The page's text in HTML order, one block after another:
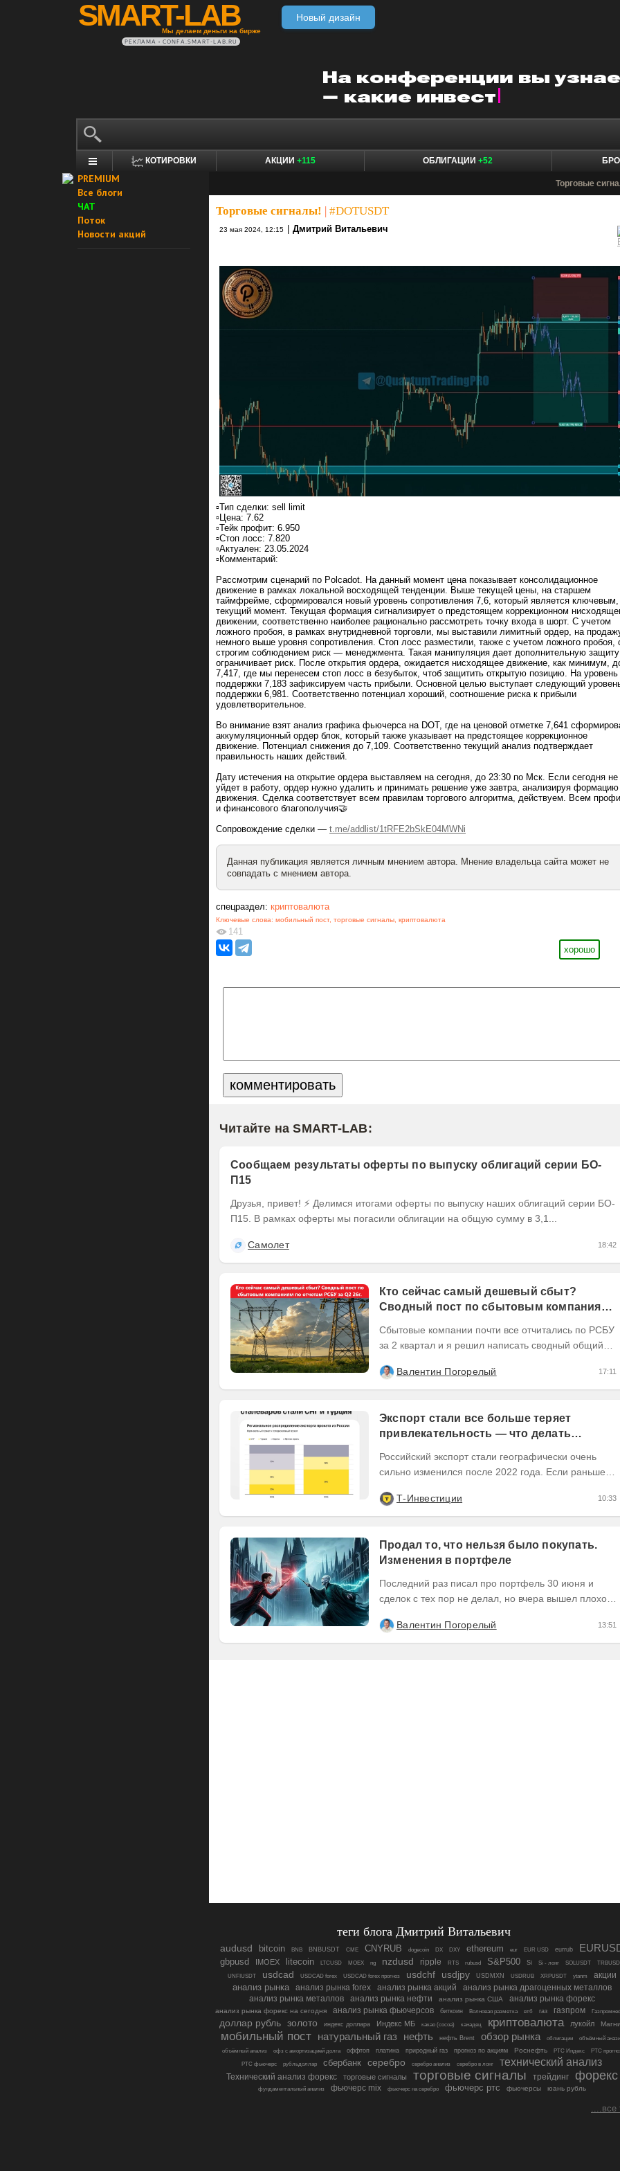
SMART-LAB
Мы делаем деньги на бирже
Новый дизайн
РЕКЛАМА • CONFA.SMART-LAB.RU
КОТИРОВКИ АКЦИИ +115 ОБЛИГАЦИИ +52
PREMIUM
Все блоги
ЧАТ
Поток
Новости акций
Торговые
Торговые сигналы! #DOTUSDT
23 мая 2024, 12:15 Дмитрий Витальевич
▫️Тип сделки: sell limit
▫️Цена: 7.62
▫️Тейк профит: 6.950
▫️Стоп лосс: 7.820
▫️Актуален: 23.05.2024
▫️Комментарий:
Рассмотрим сценарий по Polcadot. На данный момент цена показывает консолидационное
движение в рамках локальной восходящей тенденции. Выше текущей цены, на старшем
таймфрейме, сформировался новый уровень сопротивления 7,6, который является
текущий момент. Текущая формация сигнализирует о предстоящем коррекционном
движении, соответственно наиболее рационально рассмотреть точку входа в шорт. С учетом
ложного пробоя, в рамках внутридневной торговли, мы выставили лимитный ордер, на
немного выше уровня сопротивления. Стоп лосс разместили, также с учетом ложного пробоя,
строгим соблюдением риск — менеджмента. Такая манипуляция дает дополнительную
ограничивает риск. После открытия ордера, ожидается нисходящее движение, как минимум,
7,417, где мы перенесем стоп лосс в безубыток, чтоб защитить открытую позицию. На уровень
поддержки 7,183 зафиксируем часть прибыли. Основной целью выступает следующий
поддержки 6,981. Соответственно потенциал хороший, соотношение риска к прибыли
удовлетворительное.
Во внимание взят анализ графика фьючерса на DOT, где на ценовой отметке 7,641
аккумуляционный ордер блок, который также указывает на предстоящее коррекционное
движение. Потенциал снижения до 7,109. Соответственно текущий анализ подтверждает
правильность наших действий.
Дату истечения на открытие ордера выставляем на сегодня, до 23:30 по Мск. Если сегодня не
уйдет в работу, ордер нужно удалить и принимать решение уже завтра, анализируя формацию
движения. Сделка соответствует всем правилам торгового алгоритма, действуем. Всем
и финансового благополучия🤝
Сопровождение сделки — t.me/addlist/1tRFE2bSkE04MWNi
Данная публикация является личным мнением автора. Мнение владельца сайта может не
совпадать с мнением автора.
спецраздел: криптовалюта
Ключевые слова: мобильный пост, торговые сигналы криптовалюта
141
хорошо
Читайте на SMART-LAB:
Сообщаем результаты оферты по выпуску облигаций серии БО-
П15
Друзья, привет! ⚡️ Делимся итогами оферты по выпуску наших облигаций серии БО-
П15. В рамках оферты мы погасили облигации на общую сумму в 3,1...
Самолет 18:42
Кто сейчас самый дешевый сбыт?
Сводный пост по сбытовым компаниям
Сбытовые компании почти все отчитались по РСБУ
за 2 квартал и я решил написать сводный общий
Валентин Погорелый
17:11
Экспорт стали все больше теряет
привлекательность — что делать
Российский экспорт стали географически очень
сильно изменился после 2022 года. Если раньше
сейчас...
Т-Инвестиции 10:33
Продал то, что нельзя было покупать.
Изменения в портфеле
Последний раз писал про портфель 30 июня и
сделок с тех пор не делал, но вчера вышел плохой
Валентин Погорелый
13:51
теги блога Дмитрий Витальевич
audusd bitcoin BNB BNBUSDT CME CNYRUB dogecoin DX DXY ethereum eur EUR USD eurrub
gbpusd IMOEX litecoin LTCUSD MOEX ng nzdusd ripple RTS rubusd S&P500 Si Si - лонг SOLUSDT
UNFIUSDT usdcad USDCAD forex USDCAD forex прогноз usdchf usdjpy USDMXN USDRUB XRPUSDT ytanm
акции
анализ рынка
анализ рынка forex анализ рынка акций
анализ рынка драгоценных металлов
анализ рынка металлов
анализ рынка нефти анализ рынка США анализ рынка форекс
анализ рынка форекс на сегодня анализ рынка фьючерсов биткоин Волновая разметка втб газ газпром
доллар рубль золото индекс доллара Индекс МБ какао (cocoa) канадец криптовалюта лукойл
мобильный пост натуральный газ нефть нефть Brent обзор рынка облигации
объёмный
объёмный анализ
офз с амортизацией долга оффтоп платина природный газ прогноз по акциям Роснефть РТС Индекс РТС
РТС фьючерс рубльдоллар сбербанк серебро серебро анализ серебро в лонг технический анализ
Технический анализ форекс торговые сигналы торговые сигналы трейдинг форекс
фундаментальный анализ фьючерс mix фьючерс на серебро фьючерс ртс фьючерсы юань рубль
....все